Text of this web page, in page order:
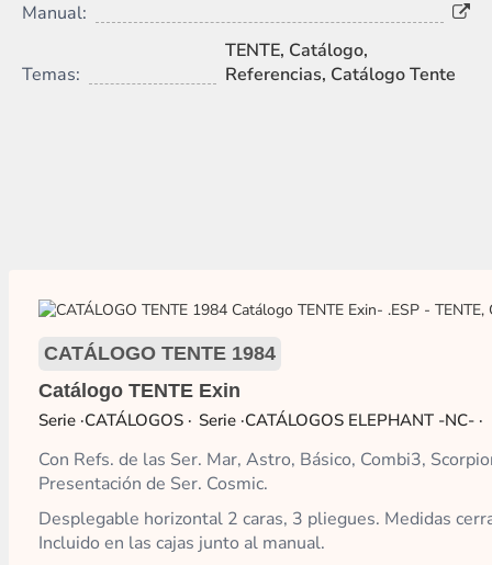
Manual:
Temas:
TENTE, Catálogo,
Referencias, Catálogo Tente
CATÁLOGO TENTE 1984
Catálogo TENTE Exin
·CATÁLOGOS
·CATÁLOGOS ELEPHANT -NC-
Con Refs. de las Ser. Mar, Astro, Básico, Combi3,
Presentación de Ser. Cosmic.
Desplegable horizontal 2 caras, 3 pliegues. Medidas
Incluido en las cajas junto al manual.